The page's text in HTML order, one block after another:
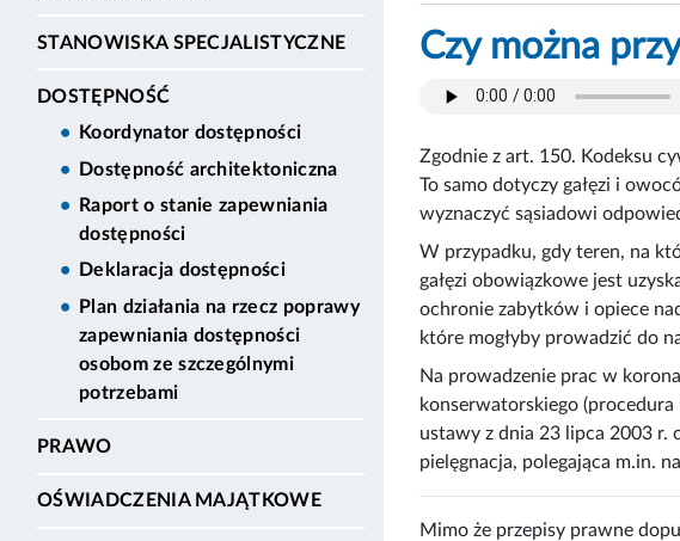
STANOWISKA SPECJALISTYCZNE
DOSTĘPNOŚĆ
Koordynator dostępności
Dostępność architektoniczna
Raport o stanie zapewniania
dostępności
Deklaracja dostępności
Plan działania na rzecz poprawy
zapewniania dostępności
osobom ze szczególnymi
potrzebami
PRAWO
OŚWIADCZENIA MAJĄTKOWE
Czy można
Zgodnie z art. 150. Kodeksu
To samo dotyczy gałęzi i
wyznaczyć sąsiadowi
W przypadku, gdy teren, na
gałęzi obowiązkowe jest
ochronie zabytków i opiece
które mogłyby prowadzić do
Na prowadzenie prac w
konserwatorskiego
ustawy z dnia 23 lipca 2003 r.
pielęgnacja, polegająca m.in.
Mimo że przepisy prawne